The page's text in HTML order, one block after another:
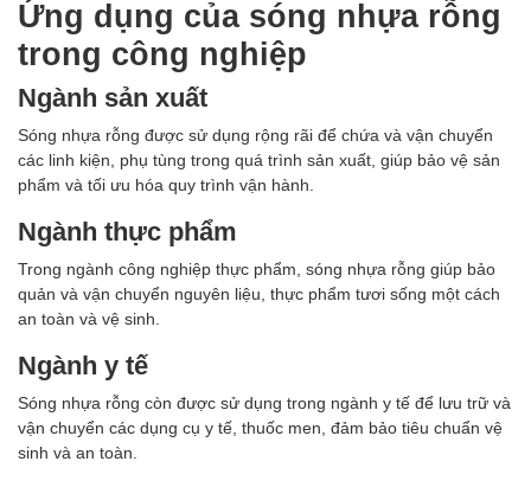
Ứng dụng của sóng nhựa rỗng
trong công nghiệp
Ngành sản xuất
Sóng nhựa rỗng được sử dụng rộng rãi để chứa và vận chuyển
các linh kiện, phụ tùng trong quá trình sản xuất, giúp bảo vệ sản
phẩm và tối ưu hóa quy trình vận hành.
Ngành thực phẩm
Trong ngành công nghiệp thực phẩm, sóng nhựa rỗng giúp bảo
quản và vận chuyển nguyên liệu, thực phẩm tươi sống một cách
an toàn và vệ sinh.
Ngành y tế
Sóng nhựa rỗng còn được sử dụng trong ngành y tế để lưu trữ và
vận chuyển các dụng cụ y tế, thuốc men, đảm bảo tiêu chuẩn vệ
sinh và an toàn.